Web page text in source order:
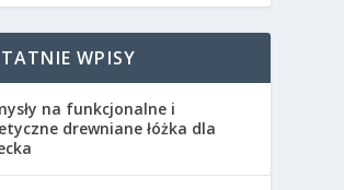
WPISY
na funkcjonalne i
drewniane łóżka dla